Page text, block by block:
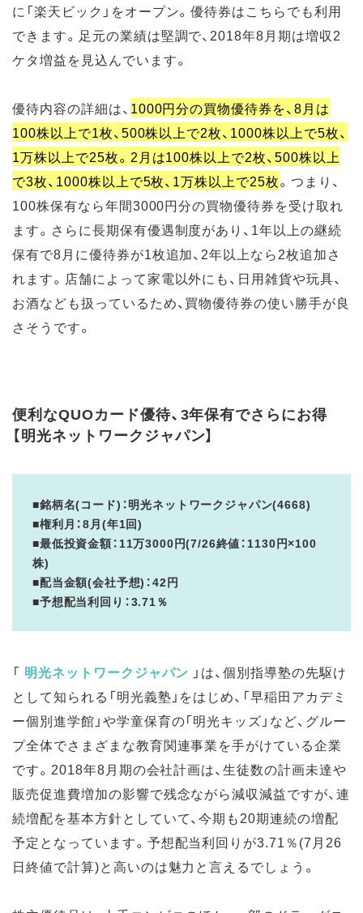
に「楽天ビック」をオープン。優待券はこちらでも利用
できます。足元の業績は堅調で、2018年8月期は増収2
ケタ増益を見込んでいます。
優待内容の詳細は、 1000円分の買物優待券を、8月は
100株以上で1枚、500株以上で2枚、1000株以上で5枚、
1万株以上で25枚。2月は100株以上で2枚、500株以上
で3枚、1000株以上で5枚、1万株以上で25枚。つまり、
100株保有なら年間3000円分の買物優待券を受け取れ
ます。さらに長期保有優遇制度があり、1年以上の継続
保有で8月に優待券が1枚追加、2年以上なら2枚追加さ
れます。店舗によって家電以外にも、日用雑貨や玩具、
お酒なども扱っているため、買物優待券の使い勝手が良
さそうです。
便利なQUOカード優待、3年保有でさらにお得
【明光ネットワークジャパン】
■銘柄名(コード)：明光ネットワークジャパン(4668)
■権利月：8月(年1回)
■最低投資金額：11万3000円(7/26終値：1130円×100
株)
■配当金額(会社予想)：42円
■予想配当利回り：3.71％
「 明光ネットワークジャパン 」は、個別指導塾の先駆け
として知られる「明光義塾」をはじめ、「早稲田アカデミ
ー個別進学館」や学童保育の「明光キッズ」など、グルー
プ全体でさまざまな教育関連事業を手がけている企業
です。2018年8月期の会社計画は、生徒数の計画未達や
販売促進費増加の影響で残念ながら減収減益ですが、連
続増配を基本方針としていて、今期も20期連続の増配
予定となっています。予想配当利回りが3.71％(7月26
日終値で計算)と高いのは魅力と言えるでしょう。